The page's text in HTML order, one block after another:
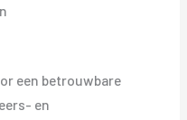
een betrouwbare
en